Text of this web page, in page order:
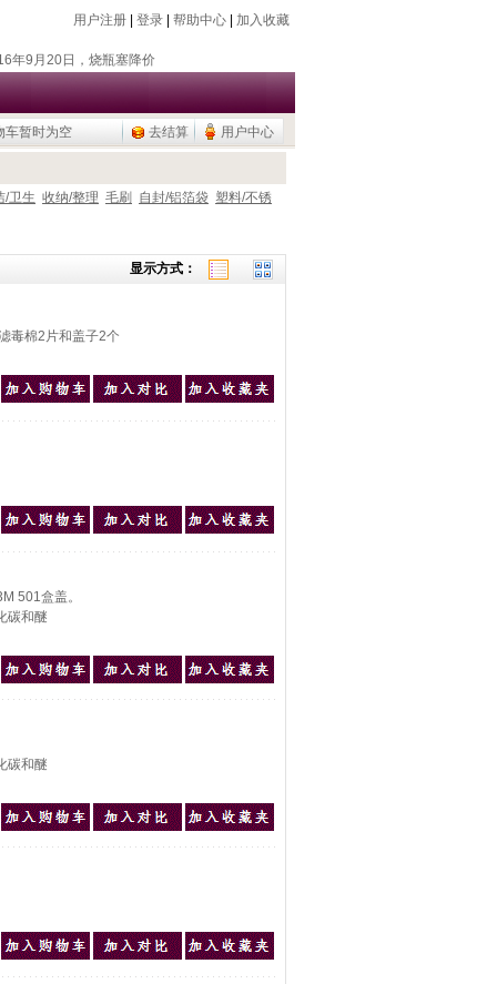
用户注册 登录 帮助中心 加入收藏
年7月26日，新增除静电器
年11月18日，新增存储卡
年9月20日，烧瓶塞降价
年9月10日，调整加热模块目录
年7月26日，新增除静电器
年9月10日，调整加热模块目录
车暂时为空 去结算 用户中心
/卫生 收纳/整理 毛刷 自封/铝箔袋 塑料/不锈
显示方式：
毒棉2片和盖子2个
501盒盖。
碳和醚
碳和醚